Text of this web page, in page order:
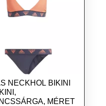
NECKHOL BIKINI
MÉRET